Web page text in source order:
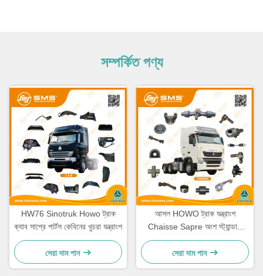
সম্পর্কিত পণ্য
HW76 Sinotruk Howo ট্রাক
ক্যাব সাপ্রে পার্টস কেবিনের খুচরা যন্ত্রাংশ
সেরা দাম পান
আসল HOWO ট্রাক যন্ত্রাংশ
Chaisse Sapre অংশ স্ট্যান্ডার্ড
আকার
সেরা দাম পান